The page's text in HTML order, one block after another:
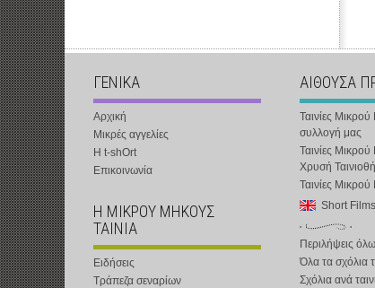
ΓΕΝΙΚΑ
Αρχική
Μικρές αγγελίες
Η t-shOrt
Επικοινωνία
Η ΜΙΚΡΟΥ ΜΗΚΟΥΣ
ΤΑΙΝΙΑ
Ειδήσεις
Τράπεζα σεναρίων
ΑΙΘΟΥΣΑ
Ταινίες
συλλογή μας
Ταινίες
Χρυσή
Ταινίες
Short
Περιλήψεις
Όλα τα σχόλια
Σχόλια ανά